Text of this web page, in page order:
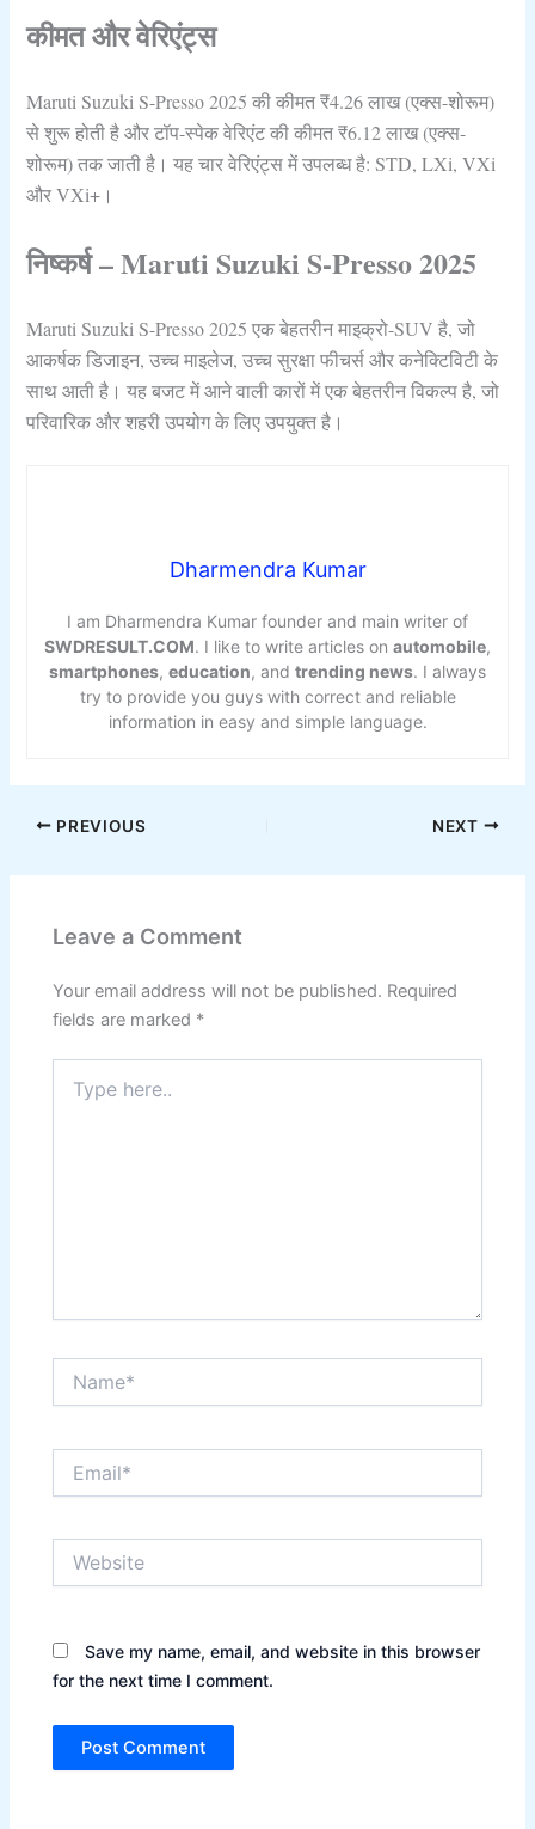
कीमत और वेरिएंट्स
Maruti Suzuki S-Presso 2025 की कीमत ₹4.26 लाख (एक्‍स-शोरूम)
से शुरू होती है और टॉप-स्‍पेक वेरिएंट की कीमत ₹6.12 लाख (एक्‍स-
शोरूम) तक जाती है। यह चार वेरिएंट्स में उपलब्‍ध है: STD, LXi, VXi
और VXi+।
निष्‍कर्ष – Maruti Suzuki S-Presso 2025
Maruti Suzuki S-Presso 2025 एक बेहतरीन माइक्रो-SUV है, जो
आकर्षक डिजाइन, उच्‍च माइलेज, उच्‍च सुरक्षा फीचर्स और कनेक्‍टिविटी के
साथ आती है। यह बजट में आने वाली कारों में एक बेहतरीन विकल्‍प है, जो
परिवारिक और शहरी उपयोग के लिए उपयुक्‍त है।
Dharmendra Kumar
I am Dharmendra Kumar founder and main writer of
SWDRESULT.COM. I like to write articles on automobile,
smartphones, education, and trending news. I always
try to provide you guys with correct and reliable
information in easy and simple language.
PREVIOUS NEXT
Leave a Comment
Your email address will not be published. Required
fields are marked *
here..
Save my name, email, and website in this browser
for the next time I comment.